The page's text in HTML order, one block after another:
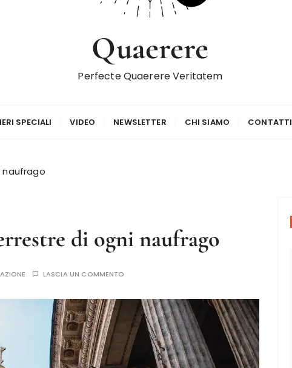
Quaerere
Perfecte Quaerere Veritatem
SPECIALI VIDEO NEWSLETTER CHI SIAMO CONTATTI
naufrago
di ogni naufrago
LASCIA UN COMMENTO